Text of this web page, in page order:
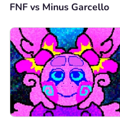
FNF vs Minus Garcello